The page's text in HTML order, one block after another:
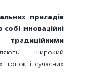
приладів
інноваційні
широкий
топок і сучасних